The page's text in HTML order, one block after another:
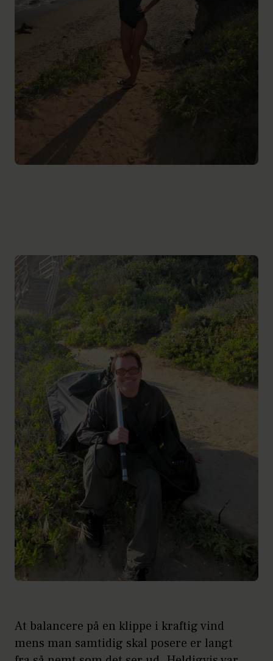
At balancere på en klippe i kraftig vind
mens man samtidig skal posere er langt